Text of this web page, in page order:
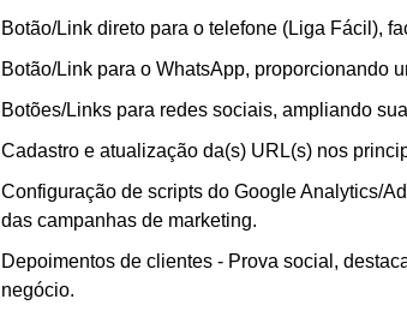
Botão/Link direto para o telefone (Liga Fácil),
Botão/Link para o WhatsApp, proporcionando
Botões/Links para redes sociais, ampliando
Cadastro e atualização da(s) URL(s) nos
Configuração de scripts do Google Analytics/
das campanhas de marketing.
Depoimentos de clientes - Prova social,
negócio.